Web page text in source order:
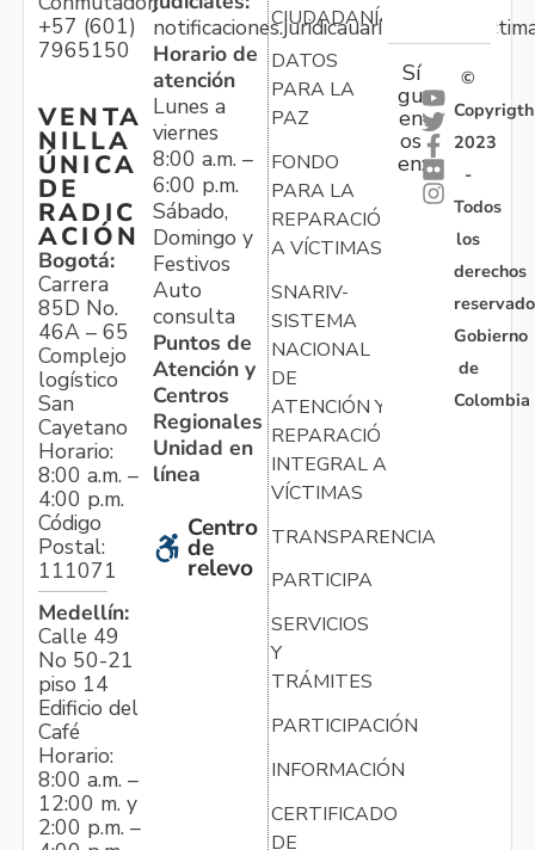
+57 (601)
7965150
VENTA
NILLA
ÚNICA
DE
RADIC
ACIÓN
Bogotá:
Carrera
85D No.
46A – 65
Complejo
logístico
San
Cayetano
Horario:
8:00 a.m. –
4:00 p.m.
Código
Postal:
111071
Medellín:
Calle 49
No 50-21
piso 14
Edificio del
Café
Horario:
8:00 a.m. –
12:00 m. y
2:00 p.m. –
Horario de
atención
Lunes a
viernes
8:00 a.m. –
6:00 p.m.
Sábado,
Domingo y
Festivos
Auto
consulta
Puntos de
Atención y
Centros
Regionales
Unidad en
línea
Centro
de
relevo
CIUDADANÍA
DATOS
PARA LA
PAZ
FONDO
PARA LA
REPARACIÓN
A VÍCTIMAS
SNARIV-
SISTEMA
NACIONAL
DE
ATENCIÓN Y
REPARACIÓN
INTEGRAL A
VÍCTIMAS
TRANSPARENCIA
PARTICIPA
SERVICIOS
Y
TRÁMITES
PARTICIPACIÓN
INFORMACIÓN
CERTIFICADO
DE
Sí
gu
en
os
en:
©
Copyrigth
2023
-
Todos
los
derechos
Gobierno
de
Colombia